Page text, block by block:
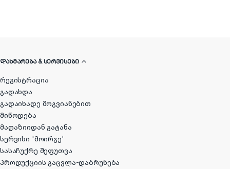
ᲓᲐᲮᲛᲐᲠᲔᲑᲐ & ᲡᲔᲠᲕᲘᲡᲔᲑᲘ
რეგისტრაცია
გადახდა
გადაიხადე მოგვიანებით
მიწოდება
მაღაზიიდან გატანა
სერვისი 'მოირგე'
სასაჩუქრე შეფუთვა
პროდუქციის გაცვლა-დაბრუნება